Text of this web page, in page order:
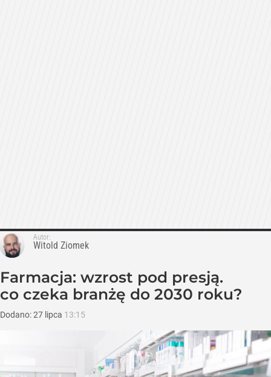
Autor:
Witold Ziomek
Farmacja: wzrost pod presją.
co czeka branżę do 2030 roku?
Dodano:27 lipca 13:15